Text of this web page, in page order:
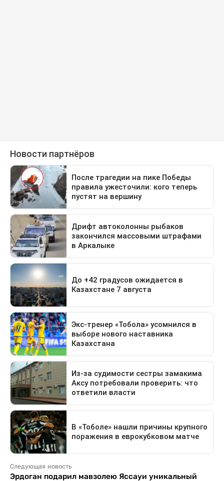
Следующая новость
Эрдоган подарил мавзолею Яссауи уникальный